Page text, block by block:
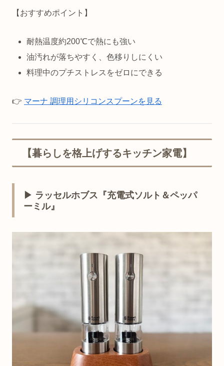
【おすすめポイント】
耐熱温度約200℃で熱にも強い
油汚れが落ちやすく、色移りしにくい
料理中のプチストレスをゼロにできる
👉 マーナ 調理用シリコンスプーンを見る
【暮らしを格上げするキッチン家電】
▶ ラッセルホブス『充電式ソルト＆ペッパ
ーミル』